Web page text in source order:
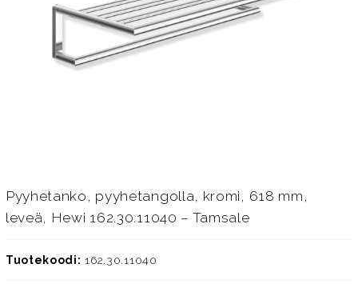
Pyyhetanko, pyyhetangolla, kromi, 618 mm,
leveä, Hewi 162.30.11040 – Tamsale
Tuotekoodi: 162.30.11040